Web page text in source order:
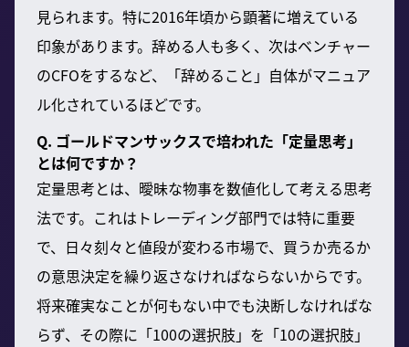
見られます。特に2016年頃から顕著に増えている
印象があります。辞める人も多く、次はベンチャー
のCFOをするなど、「辞めること」自体がマニュア
ル化されているほどです。
Q. ゴールドマンサックスで培われた「定量思考」
とは何ですか？
定量思考とは、曖昧な物事を数値化して考える思考
法です。これはトレーディング部門では特に重要
で、日々刻々と値段が変わる市場で、買うか売るか
の意思決定を繰り返さなければならないからです。
将来確実なことが何もない中でも決断しなければな
らず、その際に「100の選択肢」を「10の選択肢」